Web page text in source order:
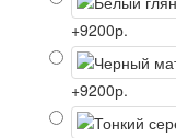
+9200р.
+9200р.